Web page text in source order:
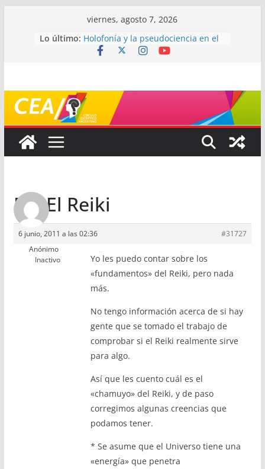
viernes, agosto 7, 2026
Lo último: Holofonía y la pseudociencia en el
audio
Mayéutica (o cómo debatir sin
terminar a los golpes)
Somos menos capaces de lo que
Re: El Reiki
6 junio, 2011 a las 02:36
#31727
Anónimo
Inactivo
Yo les puedo contar sobre los
«fundamentos» del Reiki, pero nada
más.
No tengo información acerca de si hay
gente que se tomado el trabajo de
comprobar si el Reiki realmente sirve
para algo.
Así que les cuento cuál es el
«chamuyo» del Reiki, y de paso
corregimos algunas creencias que
podamos tener.
* Se asume que el Universo tiene una
«energía» que penetra